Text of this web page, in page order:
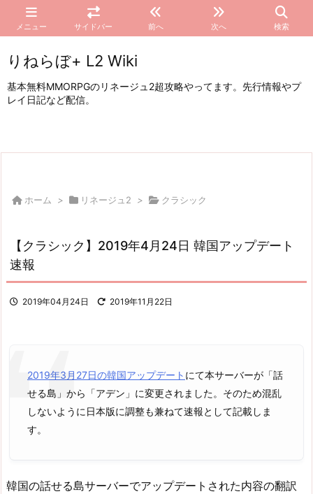
メニュー サイドバー 前へ 次へ 検索
りねらぼ+ L2 Wiki
基本無料MMORPGのリネージュ2超攻略やってます。先行情報やプ
レイ日記など配信。
ホーム > リネージュ2 > クラシック
【クラシック】2019年4月24日 韓国アップデート
速報
2019年04月24日 2019年11月22日
2019年3月27日の韓国アップデート にて本サーバーが「話
せる島」から「アデン」に変更されました。そのため混乱
しないように日本版に調整も兼ねて速報として記載しま
す。
韓国の話せる島サーバーでアップデートされた内容の翻訳